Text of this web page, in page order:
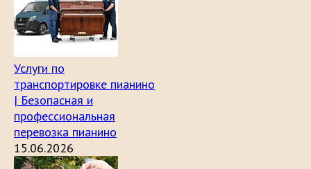
Услуги по
транспортировке пианино
| Безопасная и
профессиональная
перевозка пианино
15.06.2026